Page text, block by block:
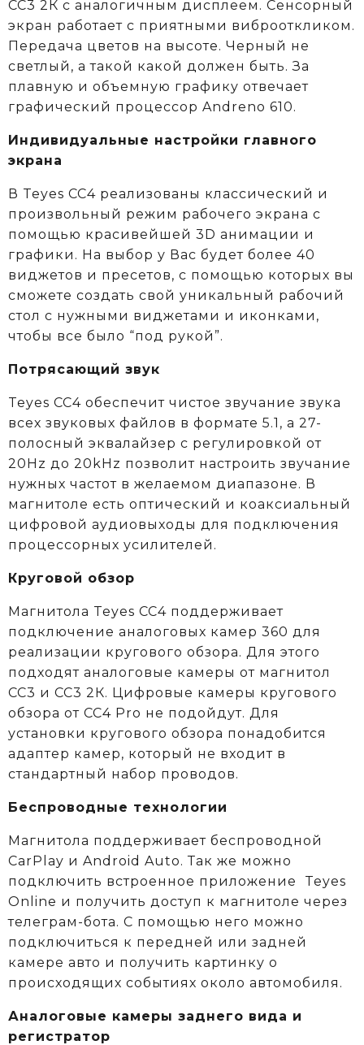
CC3 2К c аналогичным дисплеем. Сенсорный
экран работает с приятными виброоткликом.
Передача цветов на высоте. Черный не
светлый, а такой какой должен быть. За
плавную и объемную графику отвечает
графический процессор Andreno 610.
Индивидуальные настройки главного
экрана
В Teyes СС4 реализованы классический и
произвольный режим рабочего экрана с
помощью красивейшей 3D анимации и
графики. На выбор у Вас будет более 40
виджетов и пресетов, с помощью которых вы
сможете создать свой уникальный рабочий
стол с нужными виджетами и иконками,
чтобы все было “под рукой”.
Потрясающий звук
Teyes CC4 обеспечит чистое звучание звука
всех звуковых файлов в формате 5.1, а 27-
полосный эквалайзер с регулировкой от
20Hz до 20kHz позволит настроить звучание
нужных частот в желаемом диапазоне. В
магнитоле есть оптический и коаксиальный
цифровой аудиовыходы для подключения
процессорных усилителей.
Круговой обзор
Магнитола Teyes CC4 поддерживает
подключение аналоговых камер 360 для
реализации кругового обзора. Для этого
подходят аналоговые камеры от магнитол
СС3 и СС3 2К. Цифровые камеры кругового
обзора от CC4 Pro не подойдут. Для
установки кругового обзора понадобится
адаптер камер, который не входит в
стандартный набор проводов.
Беспроводные технологии
Магнитола поддерживает беспроводной
CarPlay и Android Auto. Так же можно
подключить встроенное приложение Teyes
Online и получить доступ к магнитоле через
телеграм-бота. С помощью него можно
подключиться к передней или задней
камере авто и получить картинку о
происходящих событиях около автомобиля.
Аналоговые камеры заднего вида и
регистратор